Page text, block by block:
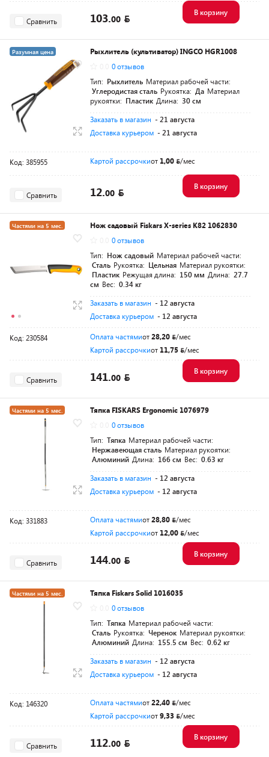
Сравнить 103.00
В корзину
Разумная цена
Рыхлитель (культиватор) INGCO HGR1008
0 отзывов
Тип: Рыхлитель Материал рабочей части:
Углеродистая сталь Рукоятка: Да Материал
рукоятки: Пластик Длина: 30 см
Заказать в магазин - 21 августа
Доставка курьером - 21 августа
Код: 385955 Картой рассрочкиот 1,00 /мес
Сравнить 12.00
В корзину
Частями на 5 мес.
Нож садовый Fiskars X-series K82 1062830
0 отзывов
Тип: Нож садовый Материал рабочей части:
Сталь Рукоятка: Цельная Материал рукоятки:
Пластик Режущая длина: 150 мм Длина: 27.7
см Вес: 0.34 кг
Заказать в магазин - 12 августа
Доставка курьером - 12 августа
Код: 230584 Оплата частямиот28,20
/мес
Картой рассрочкиот 11,75 /мес
Сравнить 141.00
В корзину
Частями на 5 мес.
Разумная цена
Тяпка FISKARS Ergonomic 1076979
0 отзывов
Тип: Тяпка Материал рабочей части:
Нержавеющая сталь Материал рукоятки:
Алюминий Длина: 166 см Вес: 0.63 кг
Заказать в магазин - 12 августа
Доставка курьером - 12 августа
Код: 331883 Оплата частямиот28,80
/мес
Картой рассрочкиот 12,00 /мес
Сравнить 144.00
В корзину
Частями на 5 мес.
Тяпка Fiskars Solid 1016035
0 отзывов
Тип: Тяпка Материал рабочей части:
Сталь Рукоятка: Черенок Материал рукоятки:
Алюминий Длина: 155.5 см Вес: 0.62 кг
Заказать в магазин - 12 августа
Доставка курьером - 12 августа
Код: 146320 Оплата частямиот22,40
/мес
Картой рассрочкиот9,33 /мес
Сравнить 112.00
В корзину